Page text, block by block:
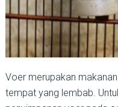
Voer merupakan
tempat yang lembab.